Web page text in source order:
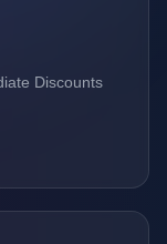
Discounts